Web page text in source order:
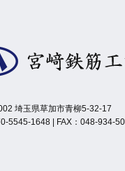
埼玉県草加市青柳5-32-17
5545-1648 | FAX：048-934-